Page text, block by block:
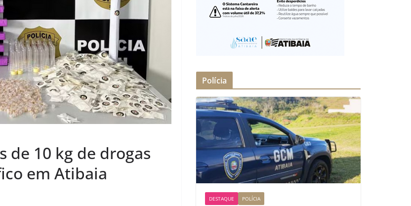
de 10 kg de drogas
em Atibaia
Polícia
DESTAQUE POLÍCIA